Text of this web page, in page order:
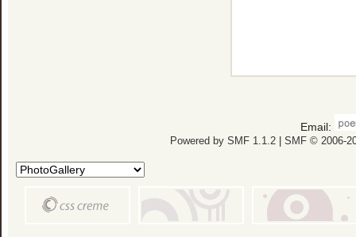
Email:
Powered by SMF 1.1.2| SMF © 2006-